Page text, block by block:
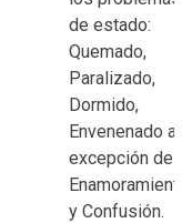
de estado:
Quemado,
Paralizado,
Dormido,
Envenenado a
excepción de
y Confusión.